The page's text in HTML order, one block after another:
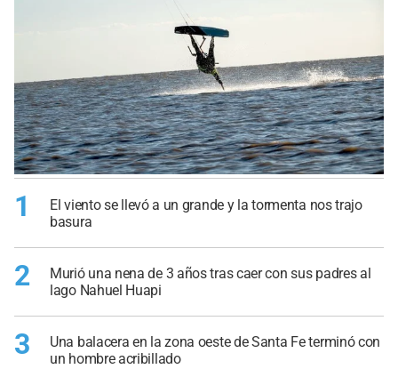
1
El viento se llevó a un grande y la tormenta nos trajo
basura
2
Murió una nena de 3 años tras caer con sus padres al
lago Nahuel Huapi
3
Una balacera en la zona oeste de Santa Fe terminó con
un hombre acribillado